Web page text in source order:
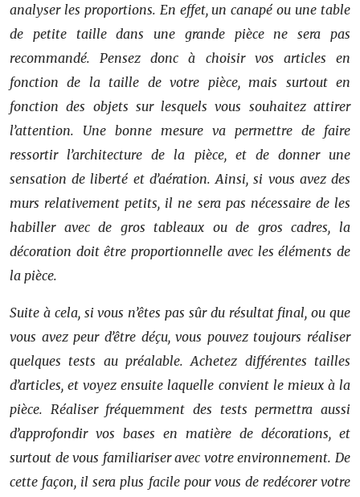
analyser les proportions. En effet, un canapé ou une table
de petite taille dans une grande pièce ne sera pas
recommandé. Pensez donc à choisir vos articles en
fonction de la taille de votre pièce, mais surtout en
fonction des objets sur lesquels vous souhaitez attirer
l’attention. Une bonne mesure va permettre de faire
ressortir l’architecture de la pièce, et de donner une
sensation de liberté et d’aération. Ainsi, si vous avez des
murs relativement petits, il ne sera pas nécessaire de les
habiller avec de gros tableaux ou de gros cadres, la
décoration doit être proportionnelle avec les éléments de
la pièce.
Suite à cela, si vous n’êtes pas sûr du résultat final, ou que
vous avez peur d’être déçu, vous pouvez toujours réaliser
quelques tests au préalable. Achetez différentes tailles
d’articles, et voyez ensuite laquelle convient le mieux à la
pièce. Réaliser fréquemment des tests permettra aussi
d’approfondir vos bases en matière de décorations, et
surtout de vous familiariser avec votre environnement. De
cette façon, il sera plus facile pour vous de redécorer votre